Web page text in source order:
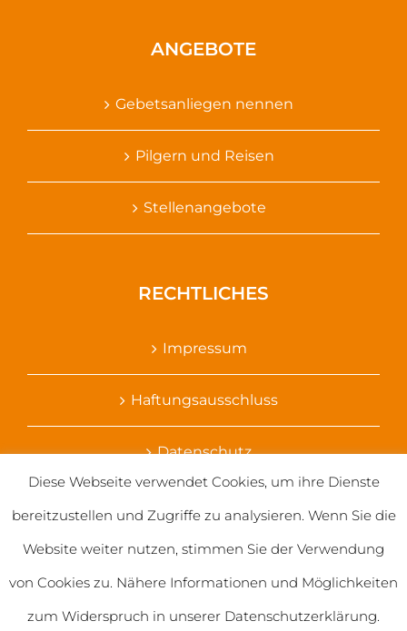
ANGEBOTE
Gebetsanliegen nennen
Pilgern und Reisen
Stellenangebote
RECHTLICHES
Impressum
Haftungsausschluss
Datenschutz
Diese Webseite verwendet Cookies, um ihre Dienste
bereitzustellen und Zugriffe zu analysieren. Wenn Sie die
Website weiter nutzen, stimmen Sie der Verwendung
von Cookies zu. Nähere Informationen und Möglichkeiten
zum Widerspruch in unserer Datenschutzerklärung.